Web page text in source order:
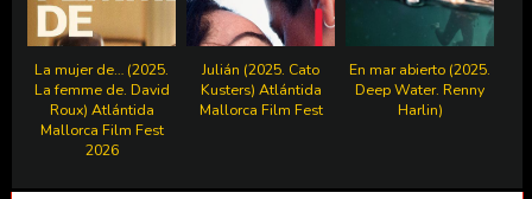
La mujer de… (2025.
La femme de. David
Roux) Atlántida
Mallorca Film Fest
2026
Julián (2025. Cato
Kusters) Atlántida
Mallorca Film Fest
En mar abierto (2025.
Deep Water. Renny
Harlin)